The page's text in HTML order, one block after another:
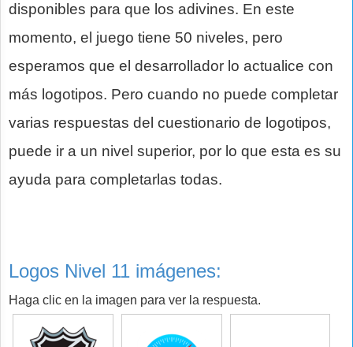
disponibles para que los adivines. En este
momento, el juego tiene 50 niveles, pero
esperamos que el desarrollador lo actualice con
más logotipos. Pero cuando no puede completar
varias respuestas del cuestionario de logotipos,
puede ir a un nivel superior, por lo que esta es su
ayuda para completarlas todas.
Logos Nivel 11 imágenes:
Haga clic en la imagen para ver la respuesta.